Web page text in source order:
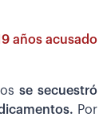
años acusado
se secuestró
Por